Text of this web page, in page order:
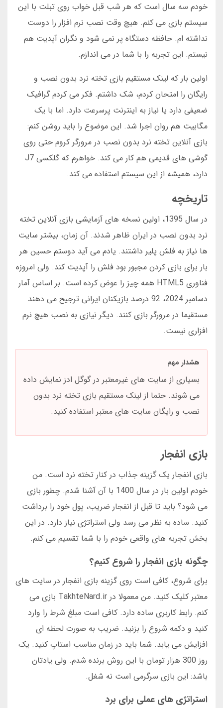
خودم سه سال است که هر شب قبل خواب روی تبلت با این
سیستم بازی می کنم. هیچ وقت نصب نرم افزار را دوست
نداشته ام. حافظه دستگاه پر نمی شود و نگران آپدیت هم
نیستم. این تجربه را با شما در می اندازم.
اولین بار که لینک مستقیم بازی تخته نرد بدون نصب و
رایگان را امتحان کردم، شک داشتم. فکر می کردم گرافیک
ضعیفی دارد یا نیاز به اینترنت پرسرعت دارد. اما با یک
مگابیت هم روان اجرا شد. این موضوع را باید روشن کنم:
بازی آنلاین تخته نرد بدون نصب در مرورگر کروم حتی روی
گوشی های قدیمی هم کار می کند. خواهرم که گلکسی J7
دارد، همیشه از این سیستم استفاده می کند.
تاریخچه
در سال 1395، اولین نسخه های آزمایشی بازی آنلاین تخته
نرد بدون نصب در ایران ظاهر شدند. آن زمان، بیشتر سایت
ها نیاز به فلش پلیر داشتند. یادم می آید دوستم حسین هر
بار برای بازی کردن مجبور بود فلش را آپدیت کند. ولی امروزه
فناوری HTML5 همه چیز را عوض کرده است. بر اساس آمار
دسامبر 2024، 92 درصد بازیکنان ایرانی ترجیح می دهند
مستقیما در مرورگر بازی کنند. دیگر نیازی به نصب هیچ نرم
افزاری نیست.
هشدار مهم
بسیاری از سایت های غیرمعتبر در گوگل ادز نمایش داده
می شوند. حتما از لینک مستقیم بازی تخته نرد بدون
نصب و رایگان سایت های معتبر استفاده کنید.
بازی انفجار
بازی انفجار یک گزینه جذاب در کنار تخته نرد است. من
خودم اولین بار در سال 1400 با آن آشنا شدم. چطور بازی
می شود؟ باید تا قبل از انفجار ضریب، پول خود را برداشت
کنید. ساده به نظر می رسد ولی استراتژی نیاز دارد. در این
بخش تجربه های واقعی خودم را با شما تقسیم می کنم.
چگونه بازی انفجار را شروع کنیم؟
برای شروع، کافی است روی گزینه بازی انفجار در سایت های
معتبر کلیک کنید. من معمولا در TakhteNard.ir بازی می
کنم. رابط کاربری ساده دارد. کافی است مبلغ شرط را وارد
کنید و دکمه شروع را بزنید. ضریب به صورت لحظه ای
افزایش می یابد. شما باید در زمان مناسب استاپ کنید. یک
روز 300 هزار تومان با این روش برنده شدم. ولی یادتان
باشد: این بازی سرگرمی است نه شغل.
استراتژی های عملی برای برد